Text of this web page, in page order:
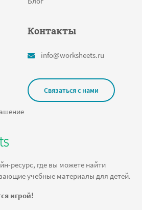
ресурс, где вы можете найти
учебные материалы для детей.
игрой!
Контакты
info@worksheets.ru
Связаться с нами